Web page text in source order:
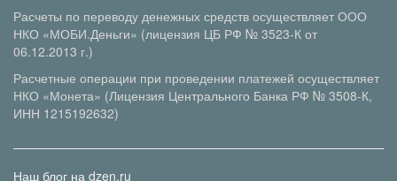
Расчеты по переводу денежных средств осуществляет ООО
НКО «МОБИ.Деньги» (лицензия ЦБ РФ № 3523-К от
06.12.2013 г.)
Расчетные операции при проведении платежей осуществляет
НКО «Монета» (Лицензия Центрального Банка РФ № 3508-К,
ИНН 1215192632)
Наш блог на dzen.ru